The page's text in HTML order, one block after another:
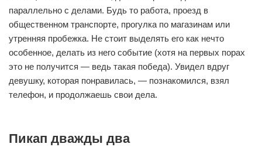
параллельно с делами. Будь то работа, проезд в
общественном транспорте, прогулка по магазинам или
утренняя пробежка. Не стоит выделять его как нечто
особенное, делать из него событие (хотя на первых порах
это не получится — ведь такая победа). Увидел вдруг
девушку, которая понравилась, — познакомился, взял
телефон, и продолжаешь свои дела.
Пикап дважды два